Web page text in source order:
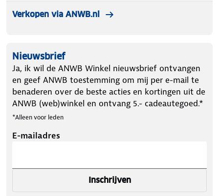
Verkopen via ANWB.nl
Nieuwsbrief
Ja, ik wil de ANWB Winkel nieuwsbrief ontvangen
en geef ANWB toestemming om mij per e-mail te
benaderen over de beste acties en kortingen uit de
ANWB (web)winkel en ontvang 5.- cadeautegoed.*
*Alleen voor leden
E-mailadres
Inschrijven